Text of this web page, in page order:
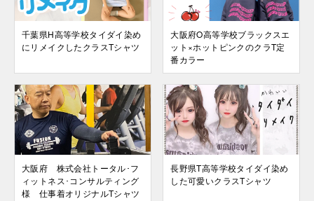
千葉県H高等学校タイダイ染め
にリメイクしたクラスTシャツ
大阪府O高等学校ブラックスエ
ット×ホットピンクのクラT定
番カラー
大阪府 株式会社トータル･フ
ィットネス･コンサルティング
様 仕事着オリジナルTシャツ
長野県T高等学校タイダイ染め
した可愛いクラスTシャツ